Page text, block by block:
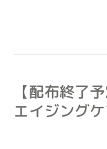
【配布終了
エイジングケ